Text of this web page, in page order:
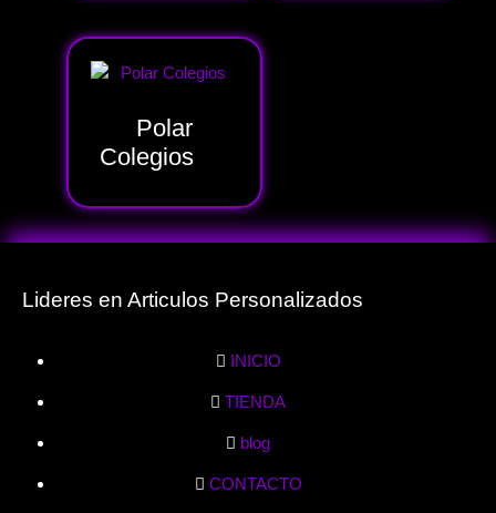
Polar
Colegios
Lideres en Articulos Personalizados
INICIO
TIENDA
blog
CONTACTO